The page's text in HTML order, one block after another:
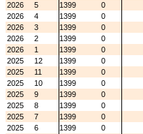
2026
5 1399
0
2026
4 1399
0
2026
3 1399
0
2026
2 1399
0
2026
1 1399
0
2025
12 1399
0
2025
11 1399
0
2025
10 1399
0
2025
9 1399
0
2025
8 1399
0
2025
7 1399
0
2025
6 1399
0